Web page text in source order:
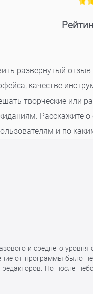
развернутый
качестве
творческие или
Расскажите
и по
и среднего
от программы было
редакторов. Но после